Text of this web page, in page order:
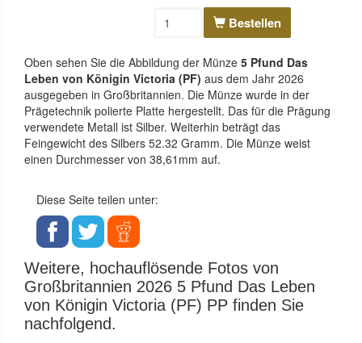
Bestellen
Oben sehen Sie die Abbildung der Münze 5 Pfund Das
Leben von Königin Victoria (PF) aus dem Jahr 2026
ausgegeben in Großbritannien. Die Münze wurde in der
Prägetechnik polierte Platte hergestellt. Das für die Prägung
verwendete Metall ist Silber. Weiterhin beträgt das
Feingewicht des Silbers 52.32 Gramm. Die Münze weist
einen Durchmesser von 38,61mm auf.
Diese Seite teilen unter:
Weitere, hochauflösende Fotos von
Großbritannien 2026 5 Pfund Das Leben
von Königin Victoria (PF) PP finden Sie
nachfolgend.